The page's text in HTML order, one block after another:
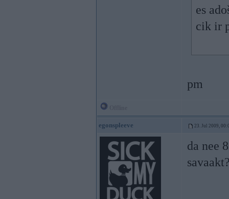
es
cik ir
pm
egonspleeve 23. Jul 2009,
da nee